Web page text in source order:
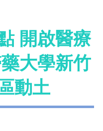
開啟醫療
大學新竹
動土